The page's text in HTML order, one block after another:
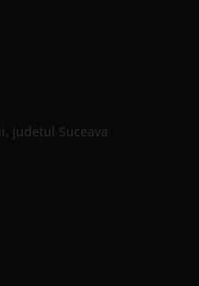
judeţul Suceava